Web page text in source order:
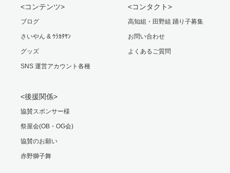
<コンテンツ>
ブログ
さいやん & ｳﾗｶﾀｻﾝ
グッズ
SNS 運営アカウント各種
<コンタクト>
高知組・田野組 踊り子募集
お問い合わせ
よくあるご質問
<後援関係>
協賛スポンサー様
祭屋会(OB・OG会)
協賛のお願い
赤野獅子舞